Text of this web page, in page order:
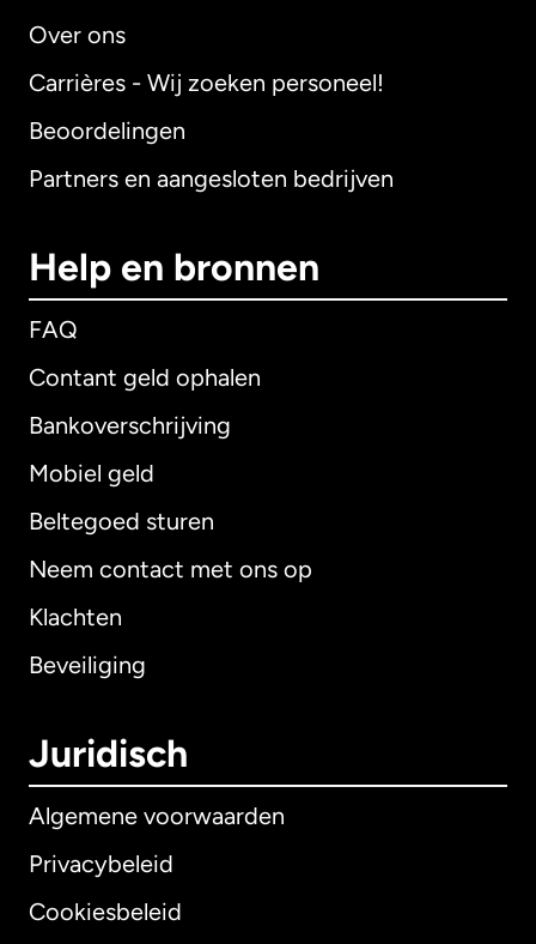
Over ons
Carrières - Wij zoeken personeel!
Beoordelingen
Partners en aangesloten bedrijven
Help en bronnen
FAQ
Contant geld ophalen
Bankoverschrijving
Mobiel geld
Beltegoed sturen
Neem contact met ons op
Klachten
Beveiliging
Juridisch
Algemene voorwaarden
Privacybeleid
Cookiesbeleid